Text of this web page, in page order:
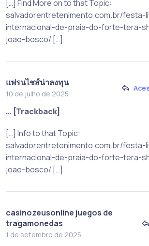
[…] Find More on to that Topic:
salvadorentretenimento.com.br/festa-
internacional-de-praia-do-forte-tera-
joao-bosco/ […]
แฟรนไชส์น่าลงทุน
10 de julho de 2025
… [Trackback]
[…] Info to that Topic:
salvadorentretenimento.com.br/festa-
internacional-de-praia-do-forte-tera-
joao-bosco/ […]
casinozeusonline juegos de
tragamonedas
1 de setembro de 2025